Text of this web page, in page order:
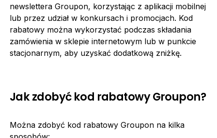
newslettera Groupon, korzystając z aplikacji mobilnej
lub przez udział w konkursach i promocjach. Kod
rabatowy można wykorzystać podczas składania
zamówienia w sklepie internetowym lub w punkcie
stacjonarnym, aby uzyskać dodatkową zniżkę.
Jak zdobyć kod rabatowy Groupon?
Można zdobyć kod rabatowy Groupon na kilka